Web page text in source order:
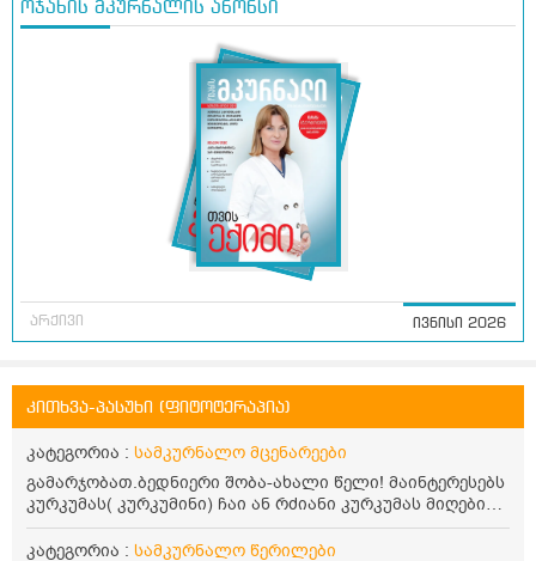
ოჯახის მკურნალის ანონსი
არქივი ივნისი 2026
კითხვა-პასუხი (ფიტოტერაპია)
კატეგორია : სამკურნალო მცენარეები
გამარჯობათ.ბედნიერი შობა-ახალი წელი! მაინტერესებს
კურკუმას( კურკუმინი) ჩაი ან რძიანი კურკუმას მიღების
წესი. მაინტერესებდა და წავიკითხე ასეთი ინფორმაცია:
კურკუმას გააჩნია ანთების საწინააღმდეგო,
კატეგორია : სამკურნალო წერილები